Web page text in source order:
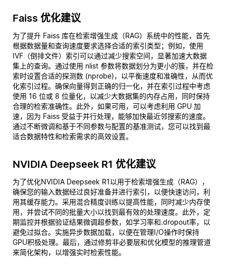
Faiss 优化建议
为了提升 Faiss 库在检索增强生成（RAG）系统中的性能，首先
根据数据量和查询速度要求选择合适的索引类型；例如，使用
IVF（倒排文件）索引可以通过减少搜索空间，显著加速大数据
集上的查询。通过使用 nlist 参数将数据划分为更小的簇，并在检
索时设置合适的探测数 (nprobe)，以平衡速度和准确性，从而优
化索引过程。确保向量得到正确的归一化，并在索引过程中考虑
使用 16 位或 8 位量化，以减少大数据集的内存占用，同时保持
合理的检索准确性。此外，如果可用，可以考虑利用 GPU 加
速，因为 Faiss 受益于并行处理，能够加快最近邻搜索的速度。
通过不断微调和基于不同参数与配置的基准测试，您可以找到最
适合数据特性和检索需求的高效设置。
NVIDIA Deepseek R1 优化建议
为了优化NVIDIA Deepseek R1以用于检索增强生成（RAG），
确保您的输入数据经过良好准备并进行索引，以便快速访问，利
用其缓存能力。采用混合精度训练以提高性能，同时减少内存使
用，并尝试不同的批量大小以找到最有效的处理速度。此外，定
期监控并根据验证结果微调超参数，如学习率和.dropout率，以
避免过拟合。实施异步数据加载，以便在管理I/O操作时保持
GPU积极处理。最后，通过修剪非必要层和优化模型的推理管道
来简化架构，以增强实时检索性能。